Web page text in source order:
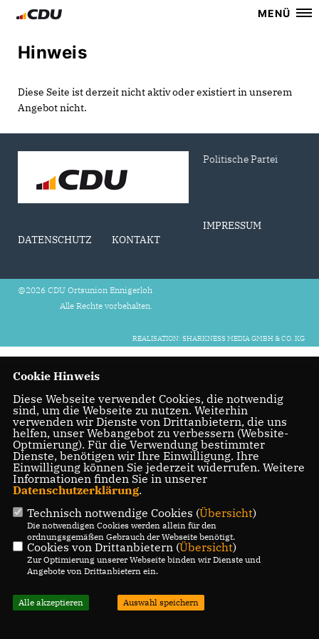
MENÜ
Hinweis
Diese Seite ist derzeit nicht aktiv oder existiert in unserem
Angebot nicht.
Politische Partei
IMPRESSUM
DATENSCHUTZ
KONTAKT
@2026 CDU Ortsunion Ennigerloh
Alle Rechte vorbehalten.
REALISATION: SHARKNESS MEDIA GMBH & CO. KG
Cookie Hinweis
Diese Webseite verwendet Cookies, die notwendig
sind, um die Webseite zu nutzen. Weiterhin
verwenden wir Dienste von Drittanbietern, die uns
helfen, unser Webangebot zu verbessern (Website-
Optmierung). Für die Verwendung bestimmter
Dienste, benötigen wir Ihre Einwilligung. Ihre
Einwilligung können Sie jederzeit widerrufen. Weitere
Informationen finden Sie in unserer
Datenschutzerklärung.
Technisch notwendige Cookies (Übersicht)
Die notwendigen Cookies werden allein für den
ordnungsgemäßen Gebrauch der Webseite benötigt.
Cookies von Drittanbietern (Übersicht)
Zur Optimierung unserer Webseite binden wir Dienste und
Angebote von Drittanbietern ein.
Alle akzeptieren Auswahl speichern